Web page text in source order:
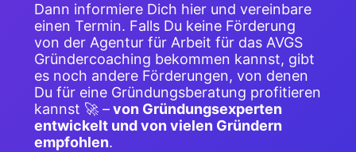
Dann informiere Dich hier und vereinbare
einen Termin. Falls Du keine Förderung
von der Agentur für Arbeit für das AVGS
Gründercoaching bekommen kannst, gibt
es noch andere Förderungen, von denen
Du für eine Gründungsberatung profitieren
kannst 🚀 –von Gründungsexperten
entwickelt und von vielen Gründern
empfohlen.